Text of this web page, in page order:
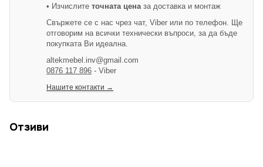
• Изчислите точната цена за доставка и монтаж
Свържете се с нас чрез чат, Viber или по телефон. Ще
отговорим на всички технически въпроси, за да бъде
покупката Ви идеална.
altekmebel.inv@gmail.com
0876 117 896 - Viber
Нашите контакти →
Отзиви